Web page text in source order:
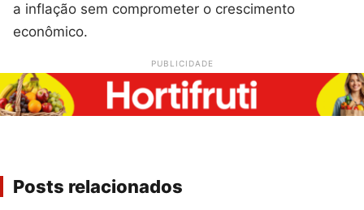
a inflação sem comprometer o crescimento
econômico.
PUBLICIDADE
Posts relacionados